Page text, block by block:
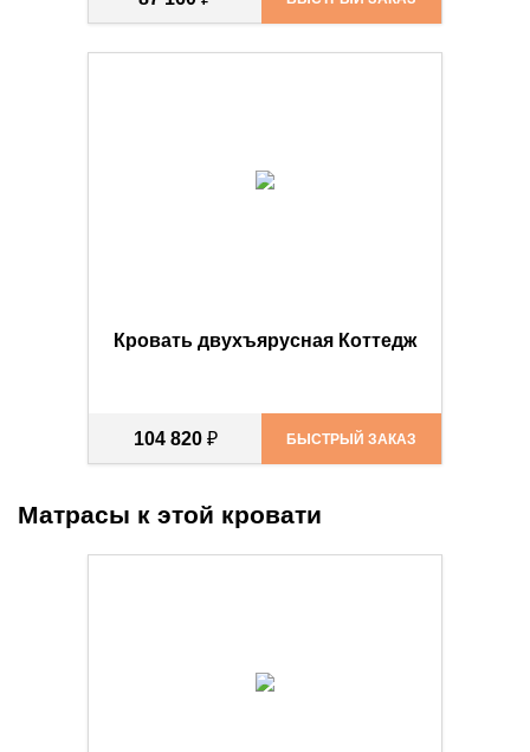
Кровать двухъярусная Коттедж
104 820 ₽ БЫСТРЫЙ ЗАКАЗ
Матрасы к этой кровати